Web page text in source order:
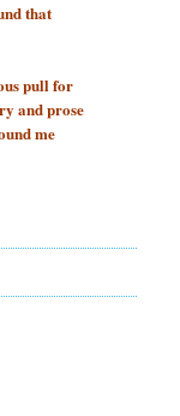
that
pull for
and prose
me